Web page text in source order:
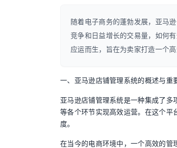
随着电子商务的蓬勃发展，亚马
竞争和日益增长的交易量，如何
应运而生，旨在为卖家打造一个高
一、亚马逊店铺管理系统的概述与重
亚马逊店铺管理系统是一种集成了
等各个环节实现高效运营。在这个平
度。
在当今的电商环境中，一个高效的管